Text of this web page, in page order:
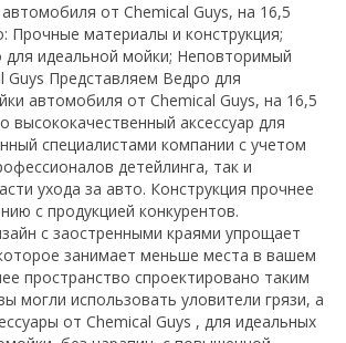
от Chemical Guys, на 16,5
Прочные материалы и конструкция;
для идеальной мойки; Неповторимый
Guys Представляем Ведро для
автомобиля от Chemical Guys, на 16,5
высококачественный аксессуар для
специалистами компании с учетом
детейлинга, так и
ухода за авто. Конструкция прочнее
с продукцией конкурентов.
с заостренными краями упрощает
занимает меньше места в вашем
пространство спроектировано таким
могли использовать уловители грязи, а
от Chemical Guys , для идеальных